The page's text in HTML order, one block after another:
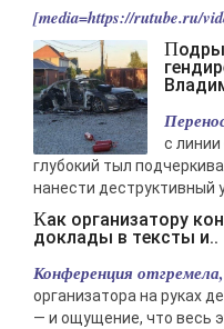
[media=https://rutube.ru/
Подрыв автомобиля
с линии
глубокий тыл
нанести деструктивный
Как организатору конференции превратить
доклады в тексты и..
Конференция
организатора на руках
— и ощущение, что весь